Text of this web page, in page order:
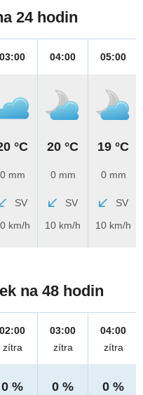
24 hodin
03:00
°C
0 mm
SV
km/h
04:00
20 °C
0 mm
SV
10 km/h
05:00
19 °C
0 mm
SV
10 km/h
na 48 hodin
02:00
zítra
0 %
03:00
zítra
0 %
04:00
zítra
0 %